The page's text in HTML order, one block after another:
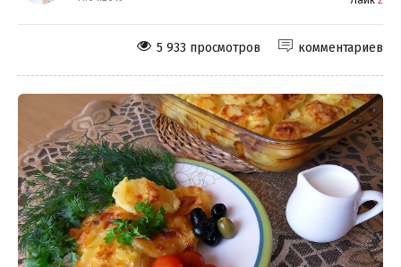
комментариев
5 933 просмотров